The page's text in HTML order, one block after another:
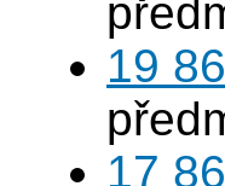
19
17